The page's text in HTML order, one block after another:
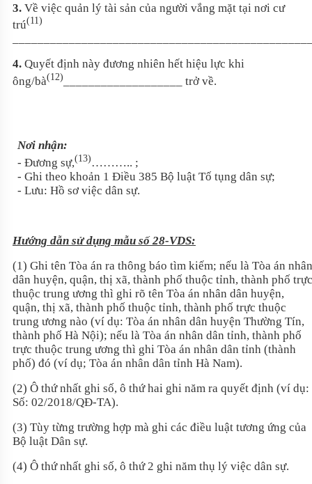
3. Về việc quản lý tài sản của người vắng mặt tại nơi cư
trú(11)
4. Quyết định này đương nhiên hết hiệu lực khi
ông/bà(12) ___________________ trở về.
Nơi nhận:
- Đương sự,(13)……….. ;
- Ghi theo khoản 1 Điều 385Bộ luật Tố tụng dân sự;
- Lưu: Hồ sơ việc dân sự.
Hướng dẫn sử dụng mẫu số 28-VDS:
(1) Ghi tên Tòa án ra thông báo tìm kiếm; nếu là Tòa án nhân
dân huyện, quận, thị xã, thành phố thuộc tỉnh, thành phố trực
thuộc trung ương thì ghi rõ tên Tòa án nhân dân huyện,
quận, thị xã, thành phố thuộc tỉnh, thành phố trực thuộc
trung ương nào (ví dụ: Tòa án nhân dân huyện Thường Tín,
thành phố Hà Nội); nếu là Tòa án nhân dân tỉnh, thành phố
trực thuộc trung ương thì ghi Tòa án nhân dân tỉnh (thành
phố) đó (ví dụ; Tòa án nhân dân tỉnh Hà Nam).
(2) Ô thứ nhất ghi số, ô thứ hai ghi năm ra quyết định (ví dụ:
Số: 02/2018/QĐ-TA).
(3) Tùy từng trường hợp mà ghi các điều luật tương ứng của
Bộ luật Dân sự.
(4) Ô thứ nhất ghi số, ô thứ 2 ghi năm thụ lý việc dân sự.